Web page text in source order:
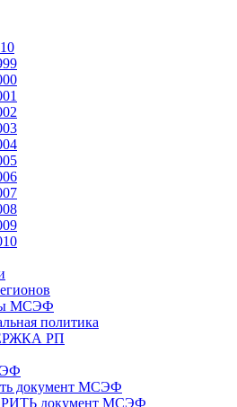
МСЭФ
политика
РП
документ МСЭФ
документ МСЭФ